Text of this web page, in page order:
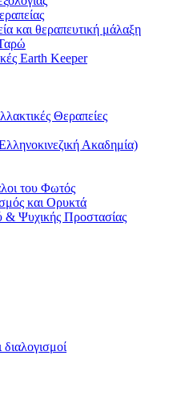
και θεραπευτική μάλαξη
Earth Keeper
Θεραπείες
Ακαδημία)
του Φωτός
και Ορυκτά
& Ψυχικής Προστασίας